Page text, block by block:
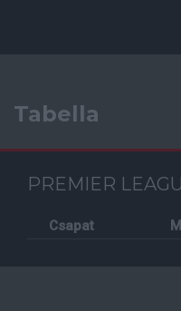
Tabella
PREMIER
Csapat M